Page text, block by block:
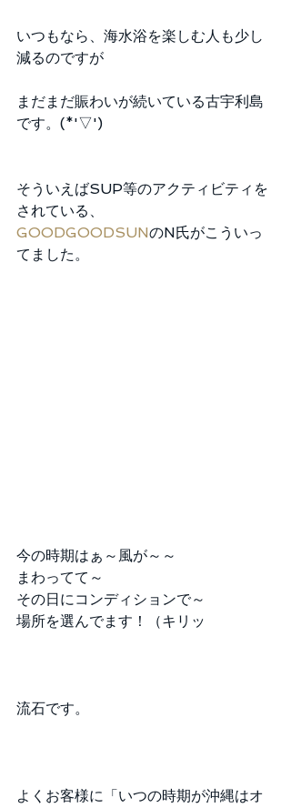
いつもなら、海水浴を楽しむ人も少し
減るのですが
まだまだ賑わいが続いている古宇利島
です。(*'▽')
そういえばSUP等のアクティビティを
されている、
GOODGOODSUNのN氏がこういっ
てました。
今の時期はぁ～風が～～
まわってて～
その日にコンディションで～
場所を選んでます！（キリッ
流石です。
よくお客様に「いつの時期が沖縄はオ